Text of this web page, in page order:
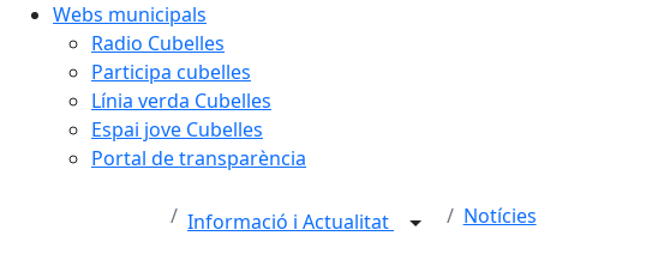
Webs municipals
Radio Cubelles
Participa cubelles
Línia verda Cubelles
Espai jove Cubelles
Portal de transparència
Informació i Actualitat Notícies